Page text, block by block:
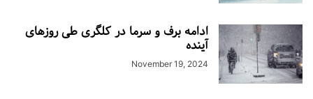
ادامه برف و سرما در کلگری طی روزهای
آینده
November 19, 2024